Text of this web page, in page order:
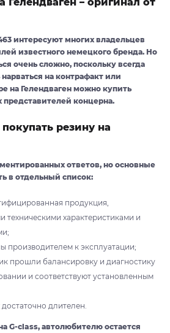
интересуют многих владельцев
известного немецкого бренда. Но
очень сложно, поскольку всегда
на контрафакт или
на Гелендваген можно купить
концерна.
резину на
ответов, но основные
в отдельный список:
продукция,
характеристиками и
производителем к эксплуатации;
прошли балансировку и диагностику
и соответствуют установленным
длителен.
G-class, автолюбителю остается